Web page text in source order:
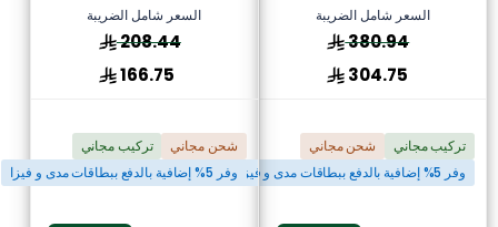
السعر شامل الضريبة
380.94
304.75
تركيب مجاني
شحن مجاني
وفر 5% إضافية بالدفع ببطاقات مدى و فيزا
السعر شامل الضريبة
208.44
166.75
شحن مجاني
تركيب مجاني
وفر 5% إضافية بالدفع ببطاقات مدى و فيزا